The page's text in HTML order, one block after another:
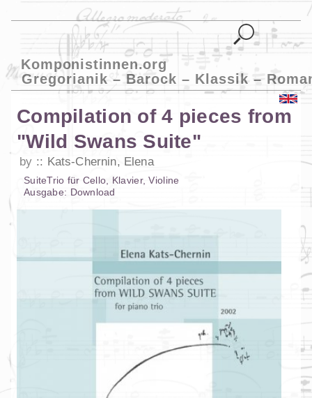
Komponistinnen.org
Gregorianik – Barock – Klassik –
Compilation of 4 pieces from
"Wild Swans Suite"
by Kats-Chernin, Elena
SuiteTrio für Cello Klavier,Violine
Ausgabe: Download